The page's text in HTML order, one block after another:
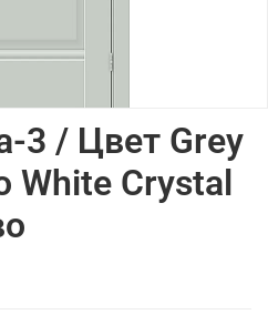
3 / Цвет Grey
White Сrystal